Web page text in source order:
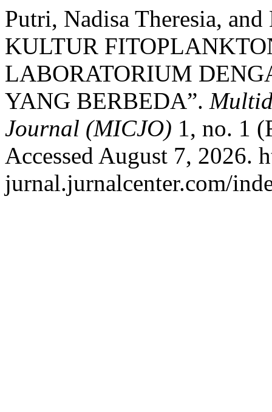
Putri, Nadisa Theresia,
KULTUR
LABORATORIUM
YANG BERBEDA”.
Journal (MICJO) 1, no. 1
Accessed August 7, 2026.
jurnal.jurnalcenter.com/